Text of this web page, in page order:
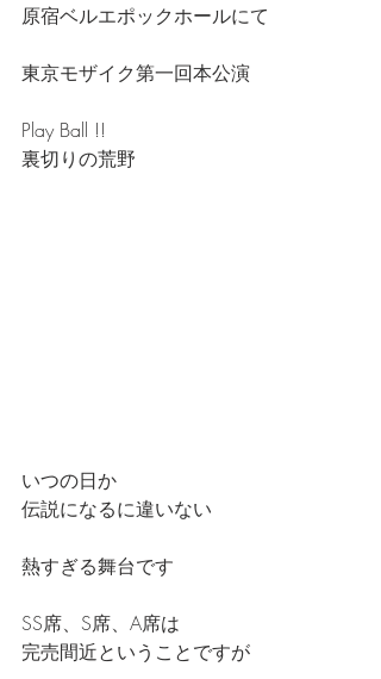
原宿ベルエポックホールにて
東京モザイク第一回本公演
Play Ball !!
裏切りの荒野
いつの日か
伝説になるに違いない
熱すぎる舞台です
SS席、S席、A席は
完売間近ということですが